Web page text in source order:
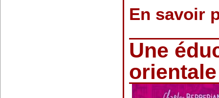
En savoir
Une